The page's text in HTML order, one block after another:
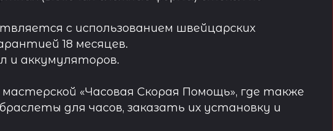
с использованием швейцарских
18 месяцев.
и аккумуляторов.
«Часовая Скорая Помощь», где также
для часов, заказать их установку и